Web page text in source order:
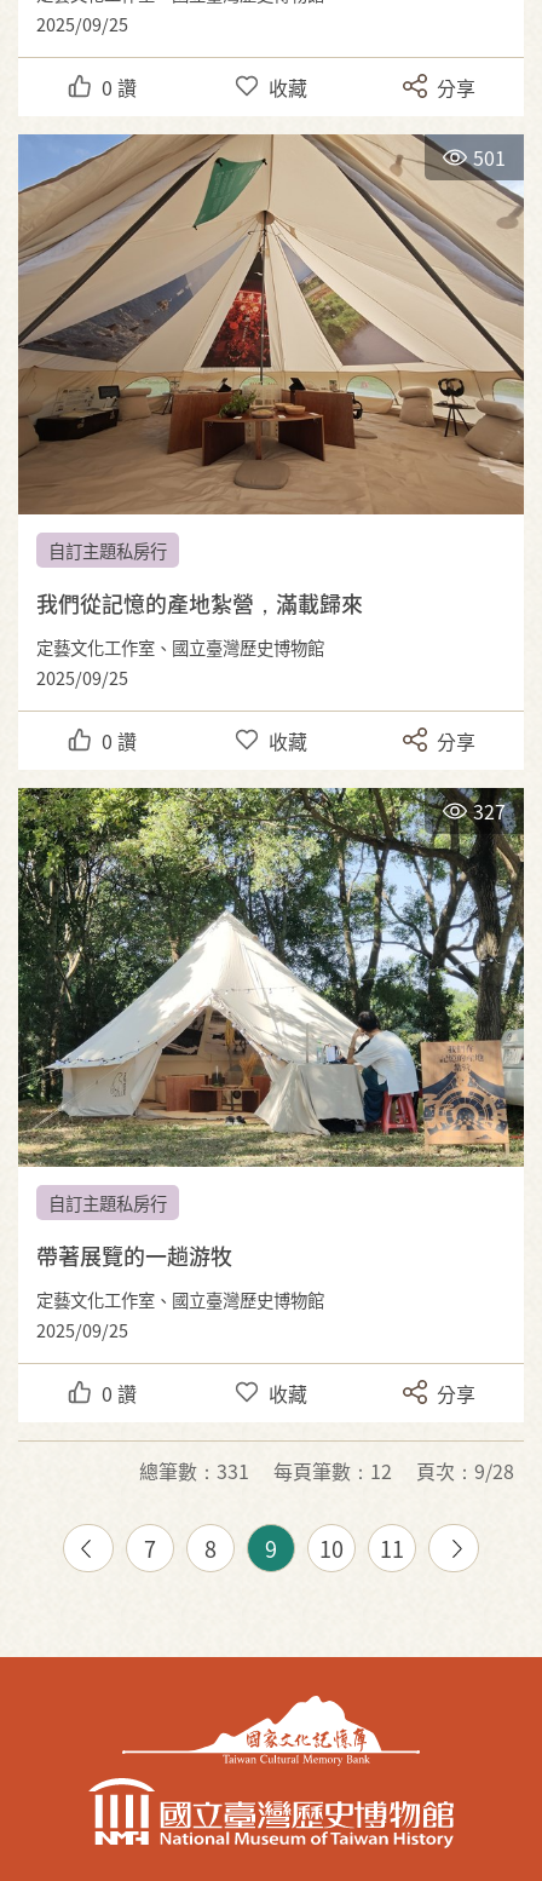
2025/09/25
0 讚 收藏 分享
501
自訂主題私房行
我們從記憶的產地紮營，滿載歸來
定藝文化工作室、國立臺灣歷史博物館
2025/09/25
0 讚 收藏 分享
327
自訂主題私房行
帶著展覽的一趟游牧
定藝文化工作室、國立臺灣歷史博物館
2025/09/25
0 讚 收藏 分享
總筆數：331 每頁筆數：12 頁次：9/28
7 8 9 10 11